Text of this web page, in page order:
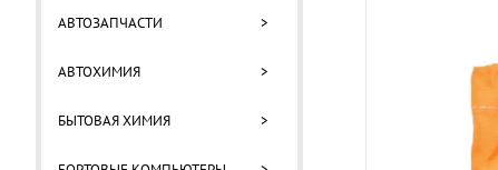
АВТОЗАПЧАСТИ >
АВТОХИМИЯ >
БЫТОВАЯ ХИМИЯ >